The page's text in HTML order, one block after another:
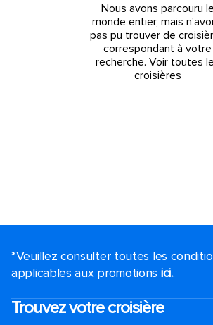
Nous avons parcouru le
monde entier, mais
pas pu trouver de
correspondant à votre
recherche. Voir toutes
croisières
*Veuillez consulter toutes les
applicables aux promotions ici..
Trouvez votre croisière